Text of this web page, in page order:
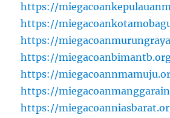
https://
https://
https://
https://
https://
https://
https://